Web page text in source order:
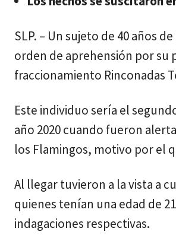
SLP. – Un sujeto de 40 años
orden de aprehensión por su
fraccionamiento Rinconadas
Este individuo sería el
año 2020 cuando fueron
los Flamingos, motivo por el
Al llegar tuvieron a la vista a
quienes tenían una edad de
indagaciones respectivas.